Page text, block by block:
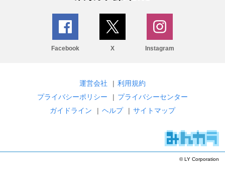
Facebook X Instagram
運営会社 | 利用規約
プライバシーポリシー
| プライバシーセンター
ガイドライン
| ヘルプ | サイトマップ
© LY Corporation